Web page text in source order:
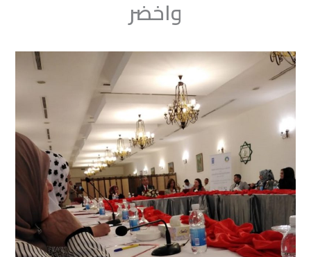
واخضر